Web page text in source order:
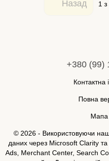
Назад 1 з
+380 (99)
Контактна
Повна
Мапа
© 2026 - Використовуючи наш
даних через Microsoft Clarity
Ads, Merchant Center, Search